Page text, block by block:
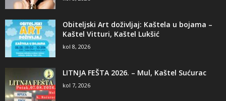
Obiteljski Art doživljaj: Kaštela u bojama –
Kaštel Vitturi, Kaštel Lukšić
kol 8, 2026
LITNJA FEŠTA 2026. – Mul, Kaštel Sućurac
kol 7, 2026